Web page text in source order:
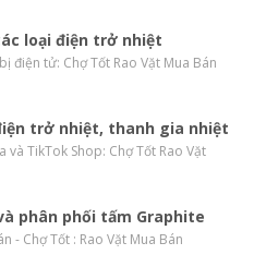
loại điện trở nhiệt
điện tử: Chợ Tốt Rao Vặt Mua Bán
trở nhiệt, thanh gia nhiệt
và TikTok Shop: Chợ Tốt Rao Vặt
phân phối tấm Graphite
- Chợ Tốt : Rao Vặt Mua Bán